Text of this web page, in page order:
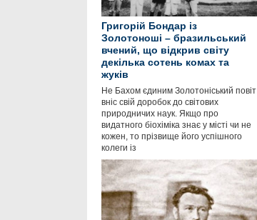
Григорій Бондар із
Золотоноші – бразильський
вчений, що відкрив світу
декілька сотень комах та
жуків
Не Бахом єдиним Золотоніський повіт
вніс свій доробок до світових
природничих наук. Якщо про
видатного біохіміка знає у місті чи не
кожен, то прізвище його успішного
колеги із